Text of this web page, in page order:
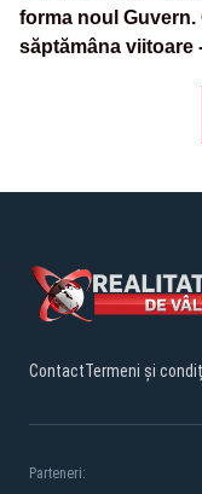
forma noul
săptămâna viitoare
ContactTermeni și
Parteneri: